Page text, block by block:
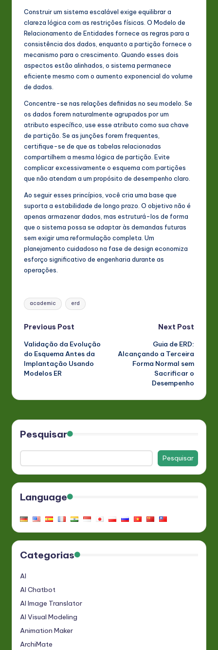
Construir um sistema escalável exige equilibrar a
clareza lógica com as restrições físicas. O Modelo de
Relacionamento de Entidades fornece as regras para a
consistência dos dados, enquanto a partição fornece o
mecanismo para o crescimento. Quando esses dois
aspectos estão alinhados, o sistema permanece
eficiente mesmo com o aumento exponencial do volume
de dados.
Concentre-se nas relações definidas no seu modelo. Se
os dados forem naturalmente agrupados por um
atributo específico, use esse atributo como sua chave
de partição. Se as junções forem frequentes,
certifique-se de que as tabelas relacionadas
compartilhem a mesma lógica de partição. Evite
complicar excessivamente o esquema com partições
que não atendam a um propósito de desempenho claro.
Ao seguir esses princípios, você cria uma base que
suporta a estabilidade de longo prazo. O objetivo não é
apenas armazenar dados, mas estruturá-los de forma
que o sistema possa se adaptar às demandas futuras
sem exigir uma reformulação completa. Um
planejamento cuidadoso na fase de design economiza
esforço significativo de engenharia durante as
operações.
Tags:
academic erd
Post
navigation
Previous Post
Validação da Evolução
do Esquema Antes da
Implantação Usando
Modelos ER
Next Post
Guia de ERD:
Alcançando a Terceira
Forma Normal sem
Sacrificar o
Desempenho
Pesquisar
Pesquisar
Language
Categorias
AI
AI Chatbot
AI Image Translator
AI Visual Modeling
Animation Maker
ArchiMate